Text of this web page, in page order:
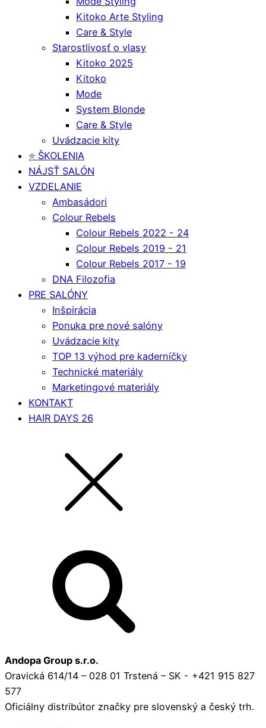
Kitoko Arte Styling
Care & Style
Starostlivosť o vlasy
Kitoko 2025
Kitoko
Mode
System Blonde
Care & Style
Uvádzacie kity
⭐️ ŠKOLENIA
NÁJSŤ SALÓN
VZDELANIE
Ambasádori
Colour Rebels
Colour Rebels 2022 - 24
Colour Rebels 2019 - 21
Colour Rebels 2017 - 19
DNA Filozofia
PRE SALÓNY
Inšpirácia
Ponuka pre nové salóny
Uvádzacie kity
TOP 13 výhod pre kaderníčky
Technické materiály
Marketingové materiály
KONTAKT
HAIR DAYS 26
Andopa Group s.r.o.
Oravická 614/14 – 028 01 Trstená – SK - +421 915 827
577
Oficiálny distribútor značky pre slovenský a český trh.